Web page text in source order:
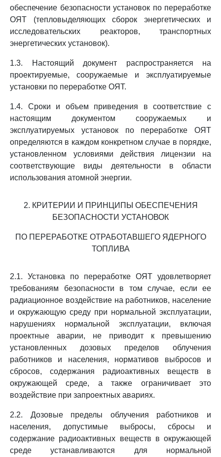
обеспечение безопасности установок по переработке
ОЯТ (тепловыделяющих сборок энергетических и
исследовательских реакторов, транспортных
энергетических установок).
1.3. Настоящий документ распространяется на
проектируемые, сооружаемые и эксплуатируемые
установки по переработке ОЯТ.
1.4. Сроки и объем приведения в соответствие с
настоящим документом сооружаемых и
эксплуатируемых установок по переработке ОЯТ
определяются в каждом конкретном случае в порядке,
установленном условиями действия лицензии на
соответствующие виды деятельности в области
использования атомной энергии.
2. КРИТЕРИИ И ПРИНЦИПЫ ОБЕСПЕЧЕНИЯ
БЕЗОПАСНОСТИ УСТАНОВОК
ПО ПЕРЕРАБОТКЕ ОТРАБОТАВШЕГО ЯДЕРНОГО
ТОПЛИВА
2.1. Установка по переработке ОЯТ удовлетворяет
требованиям безопасности в том случае, если ее
радиационное воздействие на работников, население
и окружающую среду при нормальной эксплуатации,
нарушениях нормальной эксплуатации, включая
проектные аварии, не приводит к превышению
установленных дозовых пределов облучения
работников и населения, нормативов выбросов и
сбросов, содержания радиоактивных веществ в
окружающей среде, а также ограничивает это
воздействие при запроектных авариях.
2.2. Дозовые пределы облучения работников и
населения, допустимые выбросы, сбросы и
содержание радиоактивных веществ в окружающей
среде устанавливаются для нормальной